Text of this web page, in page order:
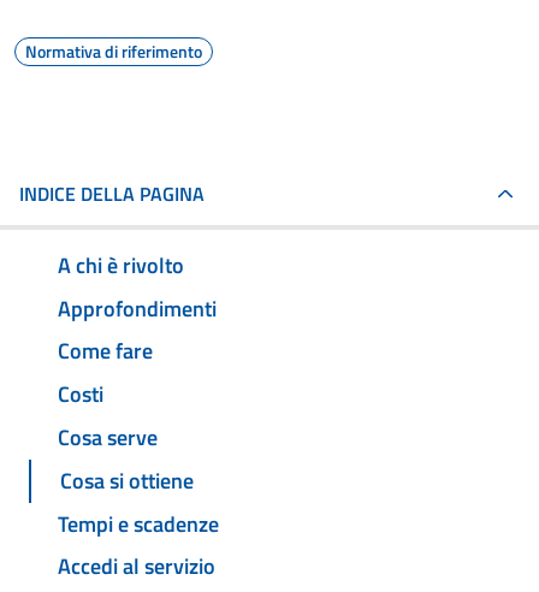
Normativa di riferimento
INDICE DELLA PAGINA
A chi è rivolto
Approfondimenti
Come fare
Costi
Cosa serve
Cosa si ottiene
Tempi e scadenze
Accedi al servizio